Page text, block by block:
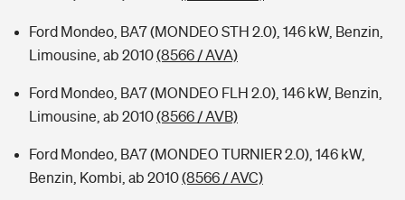
Ford Mondeo, BA7 (MONDEO STH 2.0), 146 kW, Benzin,
Limousine, ab 2010(8566 / AVA)
Ford Mondeo, BA7 (MONDEO FLH 2.0), 146 kW, Benzin,
Limousine, ab 2010(8566 / AVB)
Ford Mondeo, BA7 (MONDEO TURNIER 2.0), 146 kW,
Benzin, Kombi, ab 2010(8566 / AVC)